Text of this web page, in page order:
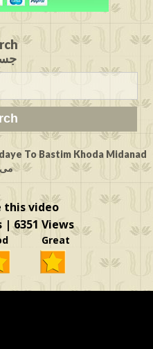
می
this video
6351 Views
Great